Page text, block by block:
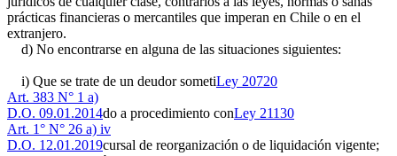
prácticas financieras o mercantiles que imperan en Chile o en el
extranjero.
d) No encontrarse en alguna de las situaciones siguientes:
i) Que se trate de un deudor sometiLey 20720
Art. 383 N° 1 a)
D.O. 09.01.2014do a procedimiento conLey 21130
Art. 1° N° 26 a) iv
D.O. 12.01.2019cursal de reorganización o de liquidación vigente;